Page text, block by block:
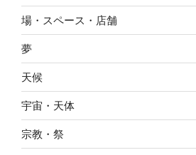
場・スペース・店舗
夢
天候
宇宙・天体
宗教・祭